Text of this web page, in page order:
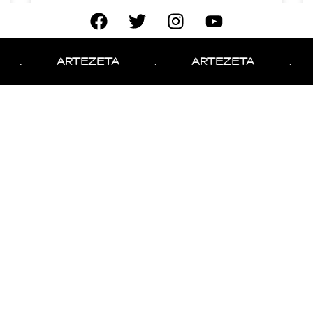
El placer de las noches
felices
ARTEZETA ARTEZETA